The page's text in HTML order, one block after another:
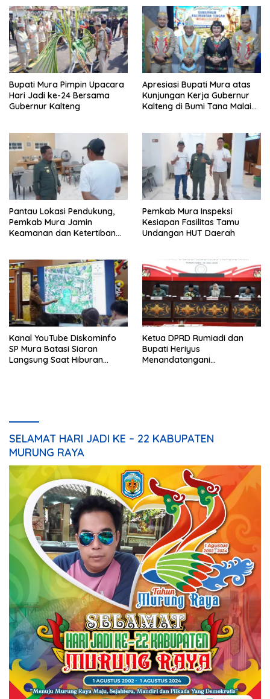
Bupati Mura Pimpin Upacara
Hari Jadi ke-24 Bersama
Gubernur Kalteng
Apresiasi Bupati Mura atas
Kunjungan Kerja Gubernur
Kalteng di Bumi Tana Malai
Pantau Lokasi Pendukung,
Pemkab Mura Jamin
Keamanan dan Ketertiban
Pemkab Mura Inspeksi
Kesiapan Fasilitas Tamu
Undangan HUT Daerah
Kanal YouTube Diskominfo
SP Mura Batasi Siaran
Langsung Saat Hiburan
Ketua DPRD Rumiadi dan
Bupati Heriyus
Menandatangani
SELAMAT HARI JADI KE – 22 KABUPATEN
MURUNG RAYA